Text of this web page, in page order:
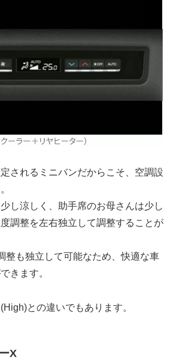
されるミニバンだからこそ、空調設
し涼しく、助手席のお母さんは少し
調整を左右独立して調整することが
整も独立して可能なため、快適な車
きます。
との違いでもあります。
X